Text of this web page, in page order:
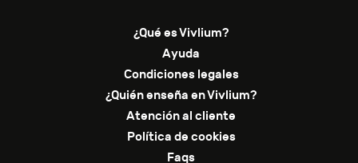
¿Qué es Vivlium?
Ayuda
Condiciones legales
¿Quién enseña en Vivlium?
Atención al cliente
Política de cookies
Faqs